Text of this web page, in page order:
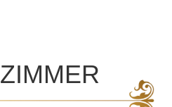
ZIMMER